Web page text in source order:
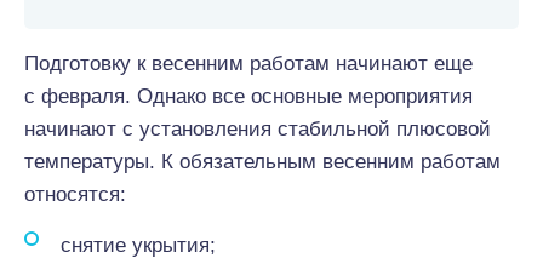
Подготовку к весенним работам начинают еще
с февраля. Однако все основные мероприятия
начинают с установления стабильной плюсовой
температуры. К обязательным весенним работам
относятся:
снятие укрытия;